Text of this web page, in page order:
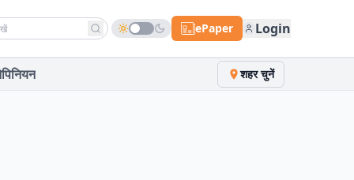
news ePaper Login
शहर चुनें